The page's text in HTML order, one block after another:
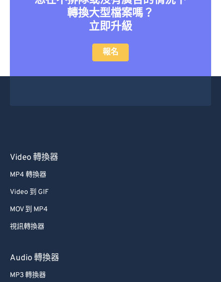
轉換大型檔案嗎？
立即升級
報名
Video 轉換器
MP4 轉換器
Video 到 GIF
MOV 到 MP4
視訊轉換器
Audio 轉換器
MP3 轉換器